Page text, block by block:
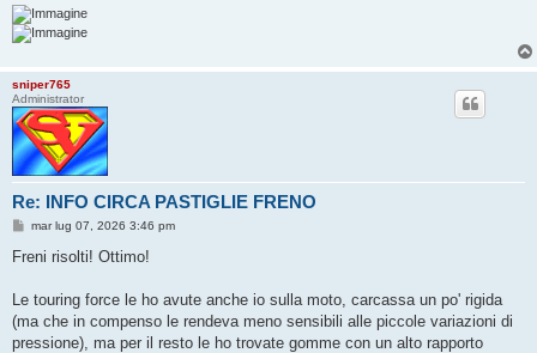
sniper765
Administrator
Re: INFO CIRCA PASTIGLIE FRENO
M
s
g
i
o
mar lug 07, 2026 3:46 pm
Freni risolti! Ottimo!
Le touring force le ho avute anche io sulla moto, carcassa un po' rigida
(ma che in compenso le rendeva meno sensibili alle piccole variazioni di
pressione), ma per il resto le ho trovate gomme con un alto rapporto